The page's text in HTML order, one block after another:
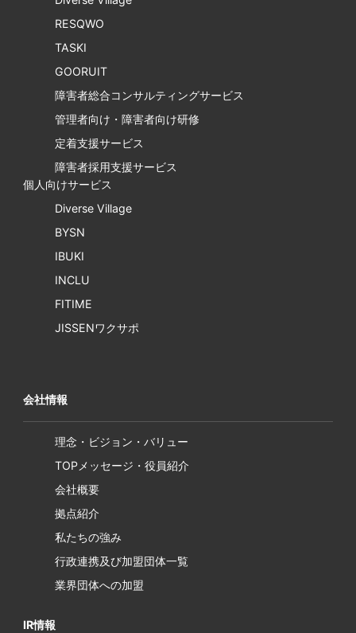
RESQWO
TASKI
GOORUIT
障害者総合コンサルティングサービス
管理者向け・障害者向け研修
定着支援サービス
障害者採用支援サービス
個人向けサービス
Diverse Village
BYSN
IBUKI
INCLU
FITIME
JISSENワクサポ
会社情報
理念・ビジョン・バリュー
TOPメッセージ・役員紹介
会社概要
拠点紹介
私たちの強み
行政連携及び加盟団体一覧
業界団体への加盟
IR情報